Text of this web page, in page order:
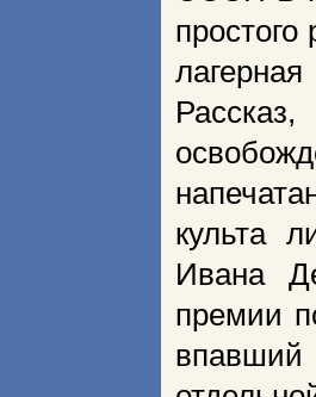
культа
Ивана
премии
впавший